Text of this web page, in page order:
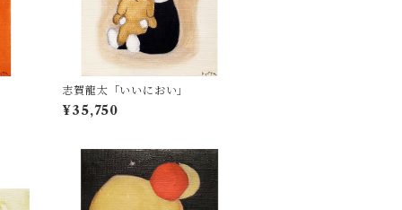
志賀龍太「いいにおい」
¥35,750